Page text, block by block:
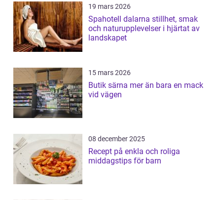
19 mars 2026
Spahotell dalarna stillhet, smak
och naturupplevelser i hjärtat av
landskapet
15 mars 2026
Butik särna mer än bara en mack
vid vägen
08 december 2025
Recept på enkla och roliga
middagstips för barn